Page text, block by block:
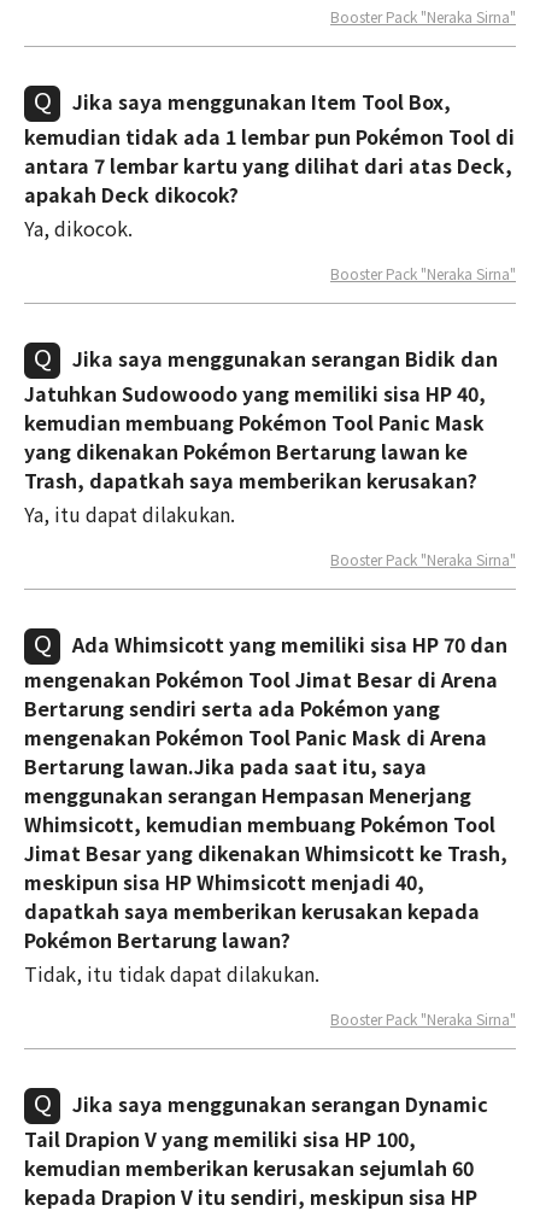
Booster Pack "Neraka Sirna"
Jika saya menggunakan Item Tool Box,
kemudian tidak ada 1 lembar pun Pokémon Tool di
antara 7 lembar kartu yang dilihat dari atas Deck,
apakah Deck dikocok?
Ya, dikocok.
Booster Pack "Neraka Sirna"
Jika saya menggunakan serangan Bidik dan
Jatuhkan Sudowoodo yang memiliki sisa HP 40,
kemudian membuang Pokémon Tool Panic Mask
yang dikenakan Pokémon Bertarung lawan ke
Trash, dapatkah saya memberikan kerusakan?
Ya, itu dapat dilakukan.
Booster Pack "Neraka Sirna"
Ada Whimsicott yang memiliki sisa HP 70 dan
mengenakan Pokémon Tool Jimat Besar di Arena
Bertarung sendiri serta ada Pokémon yang
mengenakan Pokémon Tool Panic Mask di Arena
Bertarung lawan.Jika pada saat itu, saya
menggunakan serangan Hempasan Menerjang
Whimsicott, kemudian membuang Pokémon Tool
Jimat Besar yang dikenakan Whimsicott ke Trash,
meskipun sisa HP Whimsicott menjadi 40,
dapatkah saya memberikan kerusakan kepada
Pokémon Bertarung lawan?
Tidak, itu tidak dapat dilakukan.
Booster Pack "Neraka Sirna"
Jika saya menggunakan serangan Dynamic
Tail Drapion V yang memiliki sisa HP 100,
kemudian memberikan kerusakan sejumlah 60
kepada Drapion V itu sendiri, meskipun sisa HP